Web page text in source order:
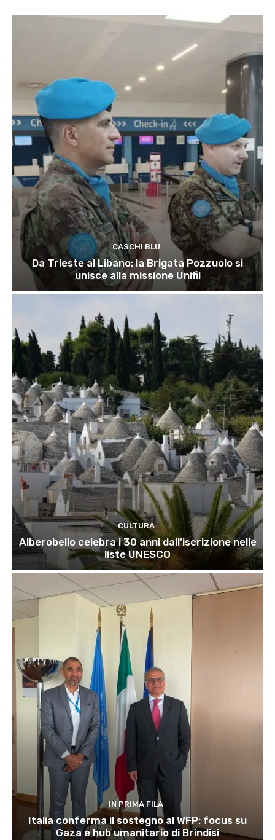
CASCHI BLU
Da Trieste al Libano: la Brigata Pozzuolo si
unisce alla missione Unifil
CULTURA
Alberobello celebra i 30 anni dall’iscrizione nelle
liste UNESCO
IN PRIMA FILA
Italia conferma il sostegno al WFP: focus su
Gaza e hub umanitario di Brindisi